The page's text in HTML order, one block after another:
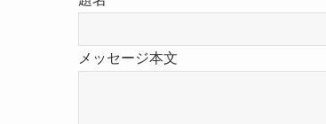
メッセージ本文